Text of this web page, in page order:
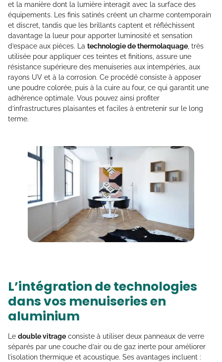
et la manière dont la lumière interagit avec la surface des
équipements. Les finis satinés créent un charme contemporain
et discret, tandis que les brillants captent et réfléchissent
davantage la lueur pour apporter luminosité et sensation
d’espace aux pièces. La technologie de thermolaquage, très
utilisée pour appliquer ces teintes et finitions, assure une
résistance supérieure des menuiseries aux intempéries, aux
rayons UV et à la corrosion. Ce procédé consiste à apposer
une poudre colorée, puis à la cuire au four, ce qui garantit une
adhérence optimale. Vous pouvez ainsi profiter
d’infrastructures plaisantes et faciles à entretenir sur le long
terme.
L’intégration de technologies
dans vos menuiseries en
aluminium
Le double vitrage consiste à utiliser deux panneaux de verre
séparés par une couche d’air ou de gaz inerte pour améliorer
l’isolation thermique et acoustique. Ses avantages incluent :